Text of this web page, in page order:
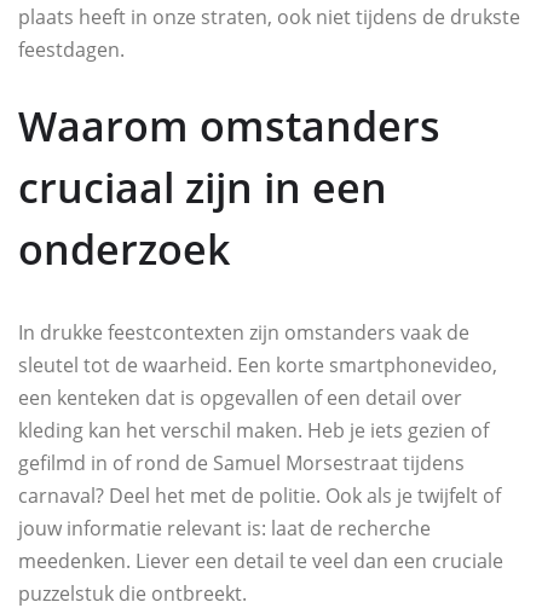
plaats heeft in onze straten, ook niet tijdens de drukste
feestdagen.
Waarom omstanders
cruciaal zijn in een
onderzoek
In drukke feestcontexten zijn omstanders vaak de
sleutel tot de waarheid. Een korte smartphonevideo,
een kenteken dat is opgevallen of een detail over
kleding kan het verschil maken. Heb je iets gezien of
gefilmd in of rond de Samuel Morsestraat tijdens
carnaval? Deel het met de politie. Ook als je twijfelt of
jouw informatie relevant is: laat de recherche
meedenken. Liever een detail te veel dan een cruciale
puzzelstuk die ontbreekt.